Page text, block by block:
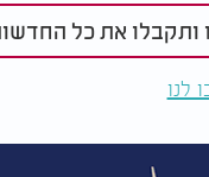
ותקבלו את כל
לנו